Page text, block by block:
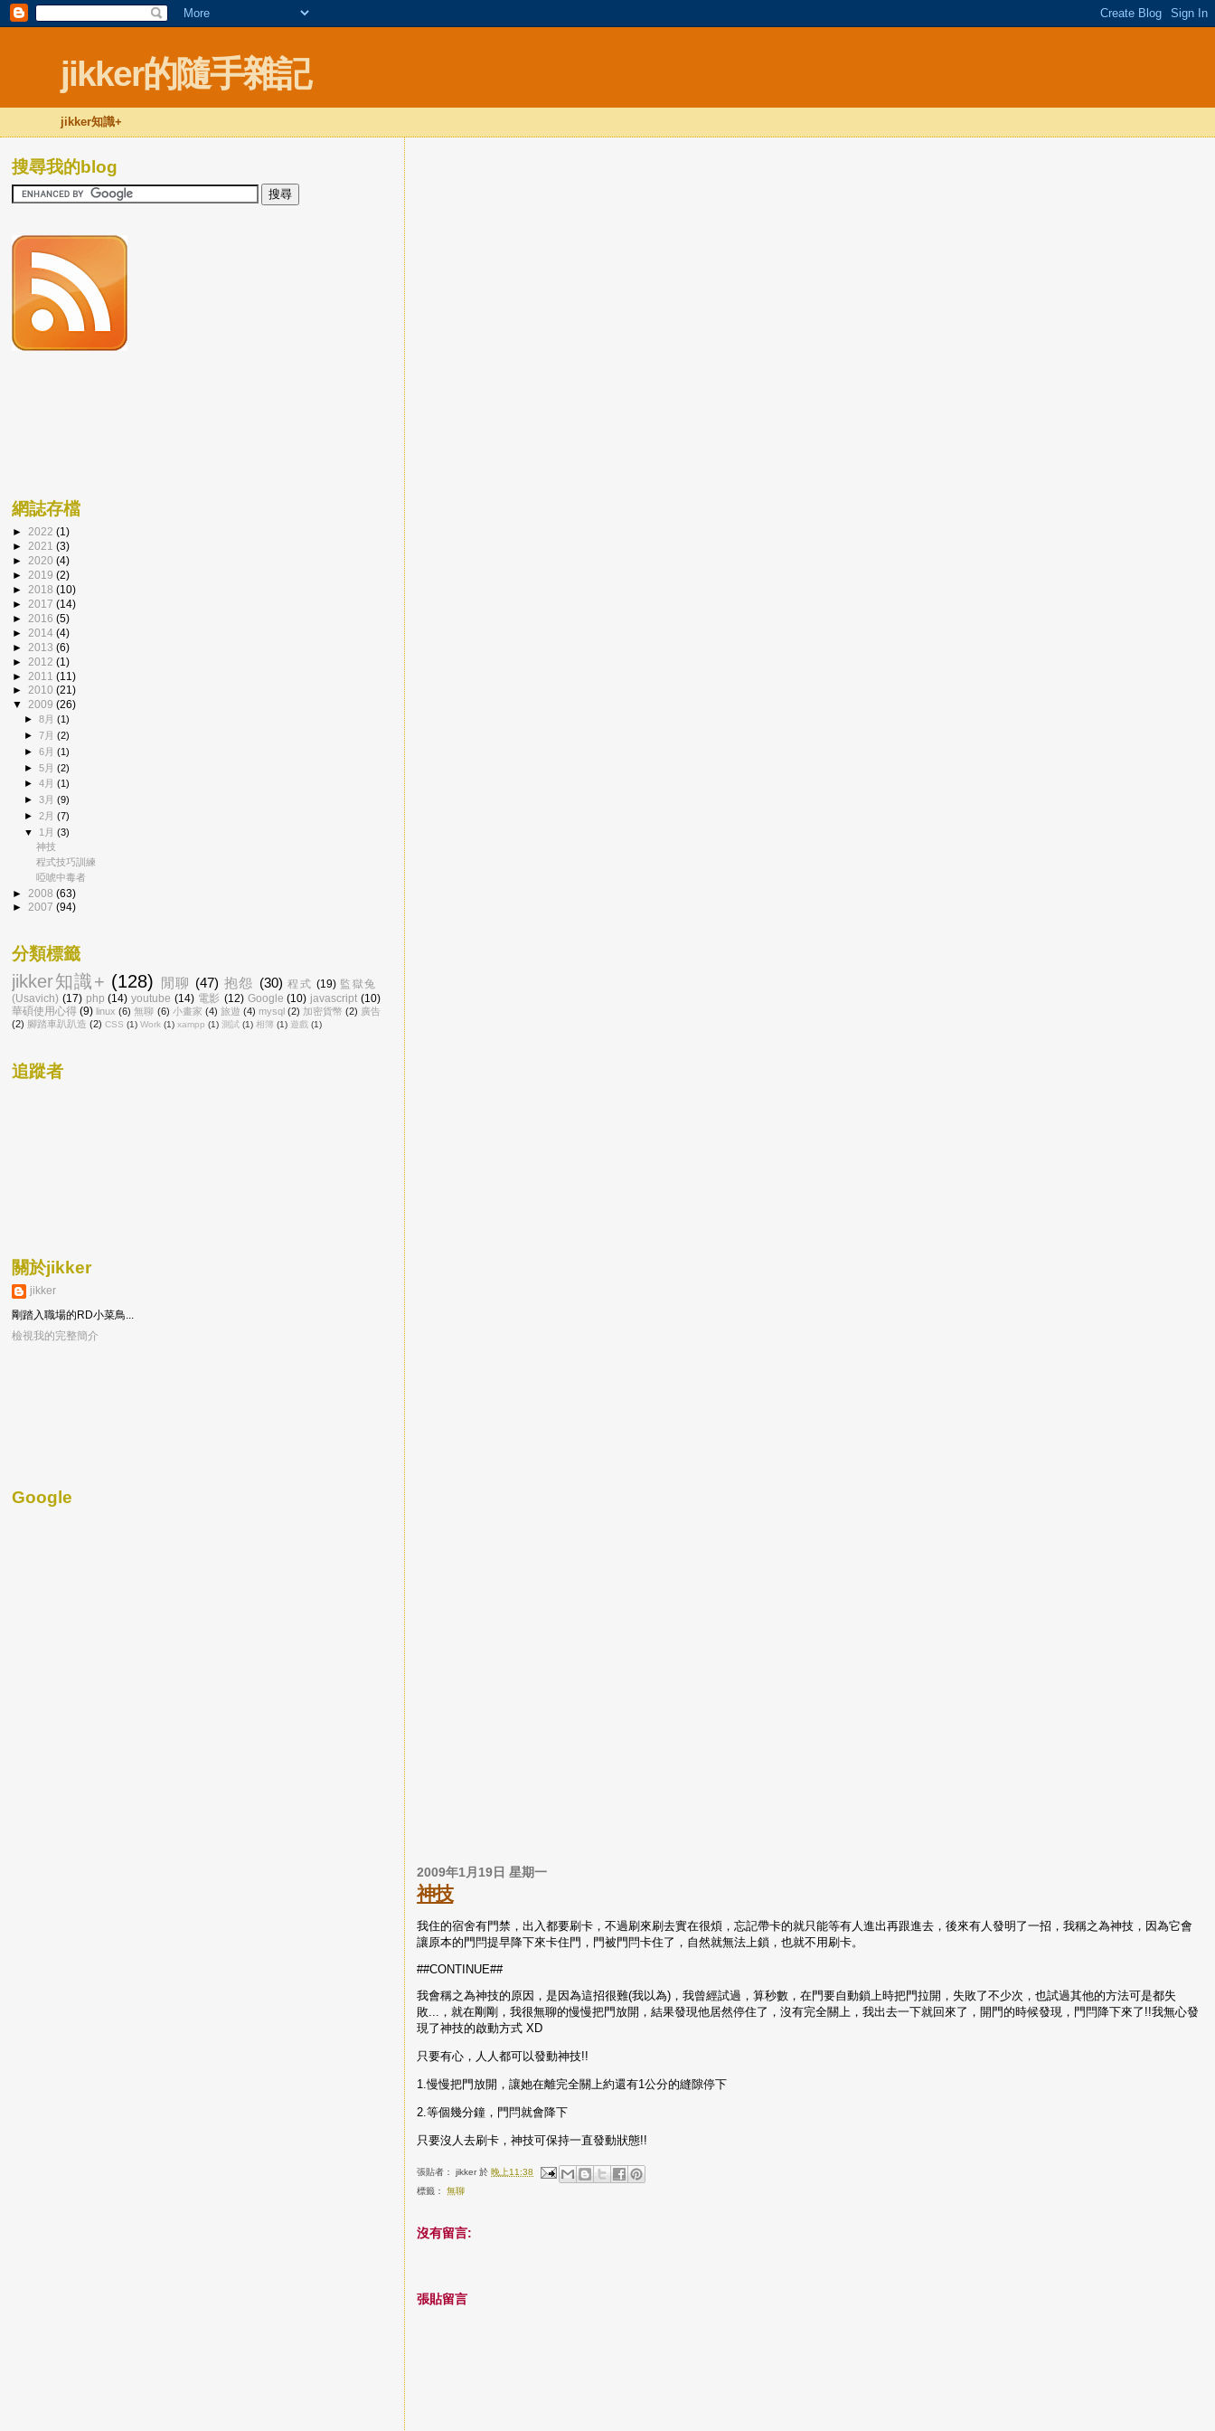
jikker的隨手雜記
jikker知識+
2009年1月19日 星期一
神技
我住的宿舍有門禁，出入都要刷卡，不過刷來刷去實在很煩，忘記帶卡的就只能等有人進出再跟進去，後來有人發明了一招，我稱之為神技，因為它會
讓原本的門閂提早降下來卡住門，門被門閂卡住了，自然就無法上鎖，也就不用刷卡。
##CONTINUE##
我會稱之為神技的原因，是因為這招很難(我以為)，我曾經試過，算秒數，在門要自動鎖上時把門拉開，失敗了不少次，也試過其他的方法可是都失
敗...，就在剛剛，我很無聊的慢慢把門放開，結果發現他居然停住了，沒有完全關上，我出去一下就回來了，開門的時候發現，門閂降下來了!!我無心發
現了神技的啟動方式 XD
只要有心，人人都可以發動神技!!
1.慢慢把門放開，讓她在離完全關上約還有1公分的縫隙停下
2.等個幾分鐘，門閂就會降下
只要沒人去刷卡，神技可保持一直發動狀態!!
張貼者：jikker 於晚上11:38
標籤：無聊
沒有留言:
張貼留言
搜尋我的blog
網誌存檔
► 2022 (1)
► 2021 (3)
► 2020 (4)
► 2019 (2)
► 2018 (10)
► 2017 (14)
► 2016 (5)
► 2014 (4)
► 2013 (6)
► 2012 (1)
► 2011 (11)
► 2010 (21)
▼ 2009 (26)
►8月(1)
►7月(2)
►6月(1)
►5月(2)
►4月(1)
►3月(9)
►2月(7)
▼ 1月(3)
神技
程式技巧訓練
啞唬中毒者
► 2008 (63)
► 2007 (94)
分類標籤
jikker知識+ (128) 閒聊 (47) 抱怨 (30) 程式 (19) 監獄兔
(Usavich) (17) php (14) youtube (14) 電影 (12) Google (10) javascript (10)
華碩使用心得 (9) linux (6) 無聊 (6) 小畫家 (4) 旅遊 (4) mysql (2) 加密貨幣 (2) 廣告
(2) 腳踏車趴趴造 (2) CSS (1) Work (1) xampp (1) 測試 (1) 相簿 (1) 遊戲 (1)
追蹤者
關於jikker
jikker
剛踏入職場的RD小菜鳥...
檢視我的完整簡介
Google